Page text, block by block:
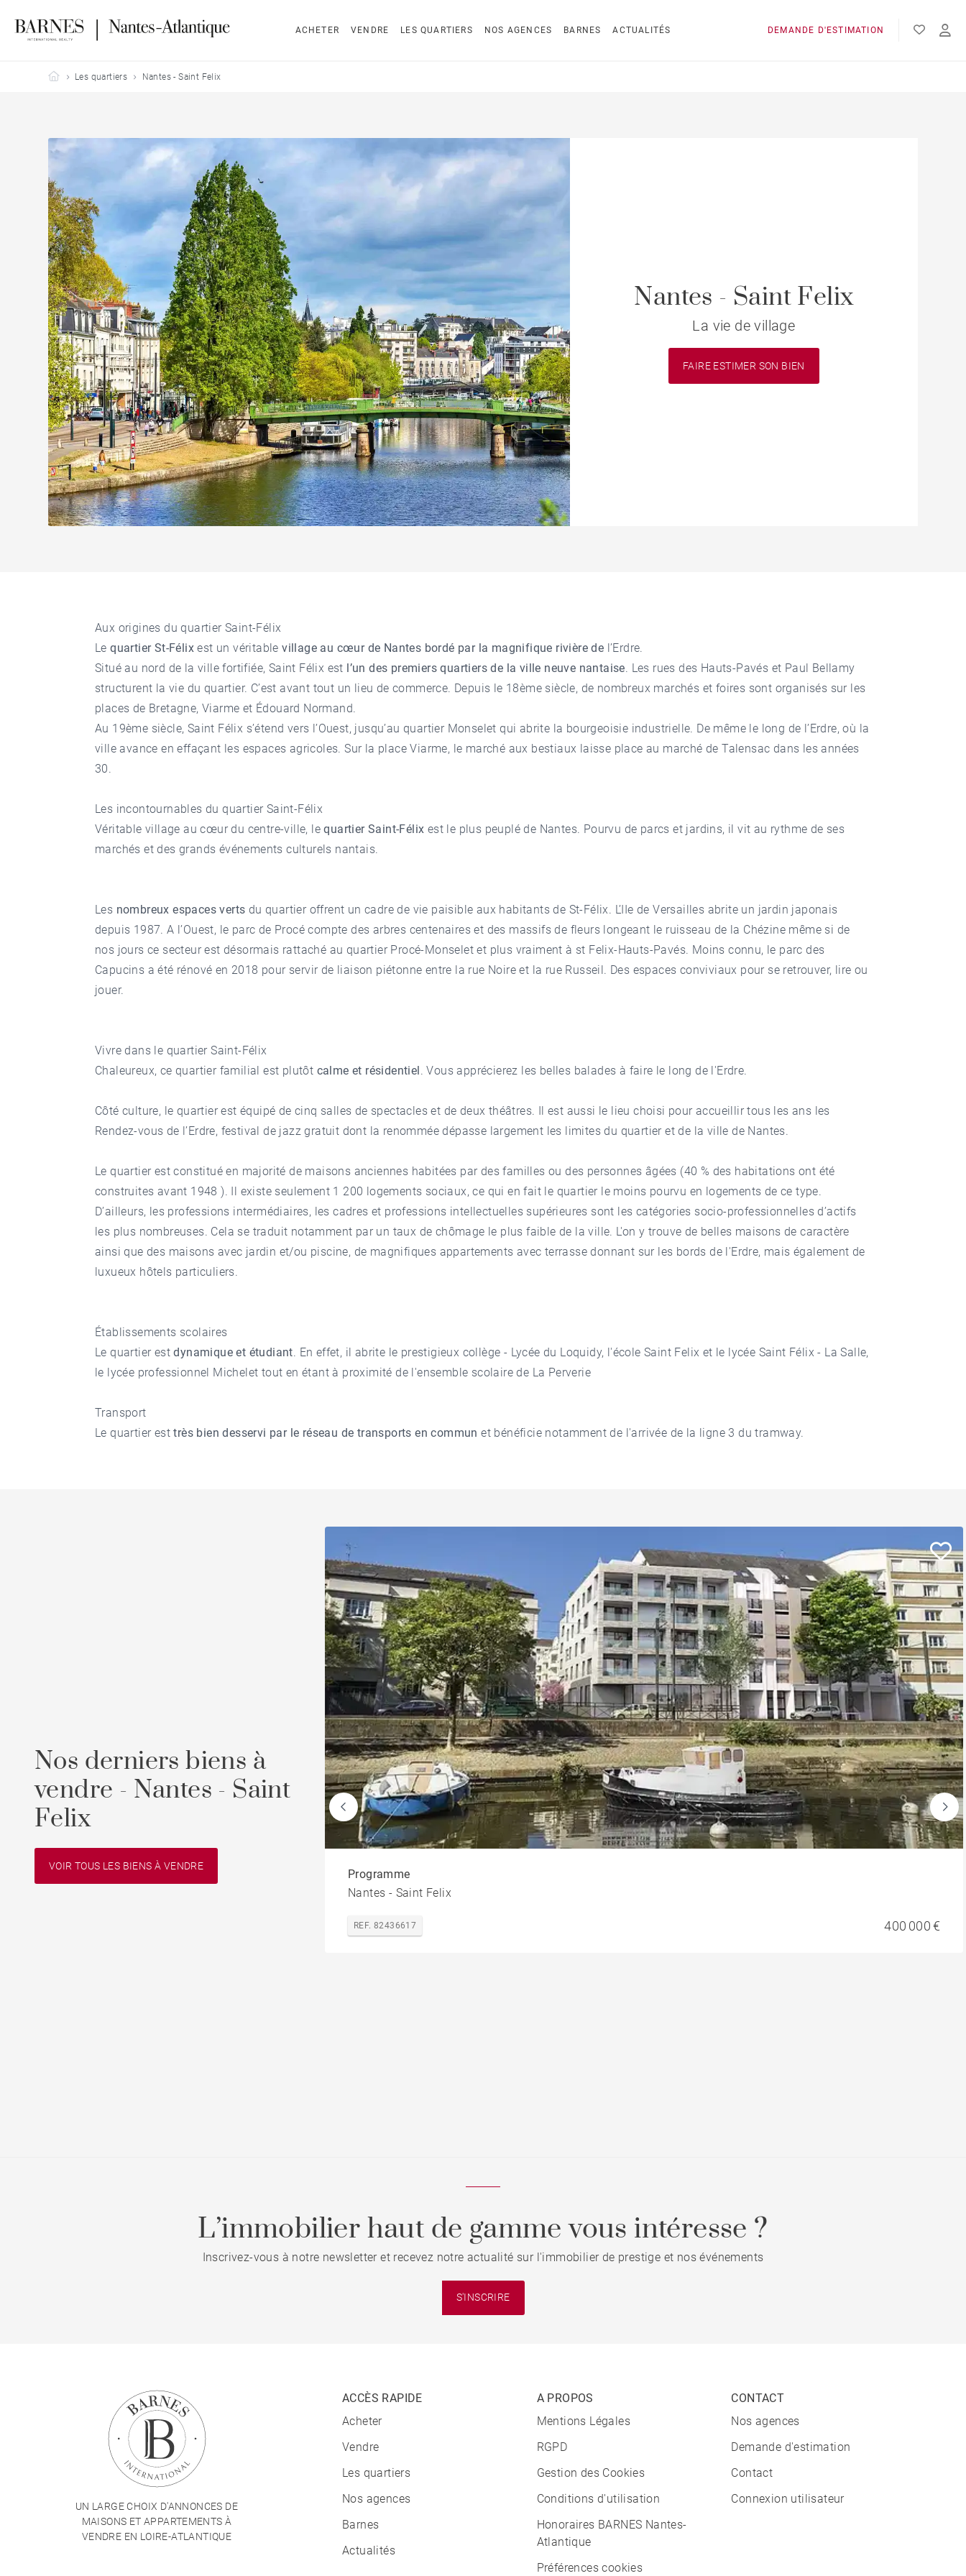
ACHETER VENDRE LES QUARTIERS NOS AGENCES BARNES ACTUALITÉS DEMANDE D'ESTIMATION
Barnes Nantes-Atlantique
Les quartiers Nantes - Saint Felix
Nantes - Saint Felix
La vie de village
FAIRE ESTIMER SON BIEN
Aux origines du quartier Saint-Félix
Lequartier St-Félix est un véritablevillage au cœur de Nantes bordé par la magnifique rivière de l’Erdre.
Situé au nord de la ville fortifiée, Saint Félix est l’un des premiers quartiers de la ville neuve nantaise. Les rues des Hauts-Pavés et Paul Bellamy
structurent la vie du quartier. C’est avant tout un lieu de commerce. Depuis le 18ème siècle, de nombreux marchés et foires sont organisés sur les
places de Bretagne, Viarme et Édouard Normand.
Au 19ème siècle, Saint Félix s’étend vers l’Ouest, jusqu’au quartier Monselet qui abrite la bourgeoisie industrielle. De même le long de l’Erdre, où la
ville avance en effaçant les espaces agricoles. Sur la place Viarme, le marché aux bestiaux laisse place au marché de Talensac dans les années
30.
Les incontournables du quartier Saint-Félix
Véritable village au cœur du centre-ville, lequartier Saint-Félix est le plus peuplé de Nantes. Pourvu de parcs et jardins, il vit au rythme de ses
marchés et des grands événements culturels nantais.
Les nombreux espaces verts du quartier offrent un cadre de vie paisible aux habitants de St-Félix. L’IIe de Versailles abrite un jardin japonais
depuis 1987. A l’Ouest, le parc de Procé compte des arbres centenaires et des massifs de fleurs longeant le ruisseau de la Chézine même si de
nos jours ce secteur est désormais rattaché au quartier Procé-Monselet et plus vraiment à st Felix-Hauts-Pavés. Moins connu, le parc des
Capucins a été rénové en 2018 pour servir de liaison piétonne entre la rue Noire et la rue Russeil. Des espaces conviviaux pour se retrouver, lire ou
jouer.
Vivre dans le quartier Saint-Félix
Chaleureux, ce quartier familial est plutôt calme et résidentiel. Vous apprécierez les belles balades à faire le long de l'Erdre.
Côté culture, le quartier est équipé de cinq salles de spectacles et de deux théâtres. Il est aussi le lieu choisi pour accueillir tous les ans les
Rendez-vous de l’Erdre, festival de jazz gratuit dont la renommée dépasse largement les limites du quartier et de la ville de Nantes.
Le quartier est constitué en majorité de maisons anciennes habitées par des familles ou des personnes âgées (40 % des habitations ont été
construites avant 1948 ). Il existe seulement 1 200 logements sociaux, ce qui en fait le quartier le moins pourvu en logements de ce type.
D’ailleurs, les professions intermédiaires, les cadres et professions intellectuelles supérieures sont les catégories socio-professionnelles d’actifs
les plus nombreuses. Cela se traduit notamment par un taux de chômage le plus faible de la ville. L'on y trouve de belles maisons de caractère
ainsi que des maisons avec jardin et/ou piscine, de magnifiques appartements avec terrasse donnant sur les bords de l'Erdre, mais également de
luxueux hôtels particuliers.
Établissements scolaires
Le quartier estdynamique et étudiant. En effet, il abrite le prestigieux collège - Lycée du Loquidy, l'école Saint Felix et le lycée Saint Félix - La Salle,
le lycée professionnel Michelet tout en étant à proximité de l'ensemble scolaire de La Perverie
Transport
Le quartier esttrès bien desservi par le réseau de transports en commun et bénéficie notamment de l'arrivée de la ligne 3 du tramway.
Nos derniers biens à
vendre - Nantes - Saint
Felix
VOIR TOUS LES BIENS À VENDRE
Programme
Nantes - Saint Felix
REF. 82436617 400 000 €
L’immobilier haut de gamme vous intéresse ?
Inscrivez-vous à notre newsletter et recevez notre actualité sur l'immobilier de prestige et nos événements
S'INSCRIRE
UN LARGE CHOIX D'ANNONCES DE
MAISONS ET APPARTEMENTS À
VENDRE EN LOIRE-ATLANTIQUE
ACCÈS RAPIDE
Acheter
Vendre
Les quartiers
Nos agences
Barnes
Actualités
A PROPOS
Mentions Légales
RGPD
Gestion des Cookies
Conditions d'utilisation
Honoraires BARNES Nantes-
Atlantique
Préférences cookies
CONTACT
Nos agences
Demande d'estimation
Contact
Connexion utilisateur